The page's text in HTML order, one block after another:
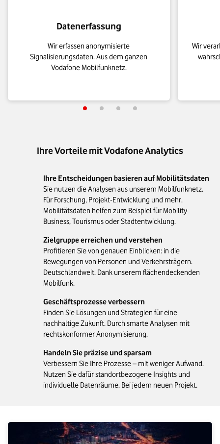
Datenerfassung
Wir erfassen anonymisierte
Signalisierungsdaten. Aus dem ganzen
Vodafone Mobilfunknetz.
Wir
Ihre Vorteile mit Vodafone Analytics
Ihre Entscheidungen basieren auf Mobilitätsdaten
Sie nutzen die Analysen aus unserem Mobilfunknetz.
Für Forschung, Projekt-Entwicklung und mehr.
Mobilitätsdaten helfen zum Beispiel für Mobility
Business, Tourismus oder Stadtentwicklung.
Zielgruppe erreichen und verstehen
Profitieren Sie von genauen Einblicken: in die
Bewegungen von Personen und Verkehrsträgern.
Deutschlandweit. Dank unserem flächendeckenden
Mobilfunk.
Geschäftsprozesse verbessern
Finden Sie Lösungen und Strategien für eine
nachhaltige Zukunft. Durch smarte Analysen mit
rechtskonformer Anonymisierung.
Handeln Sie präzise und sparsam
Verbessern Sie Ihre Prozesse – mit weniger Aufwand.
Nutzen Sie dafür standortbezogene Insights und
individuelle Datenräume. Bei jedem neuen Projekt.